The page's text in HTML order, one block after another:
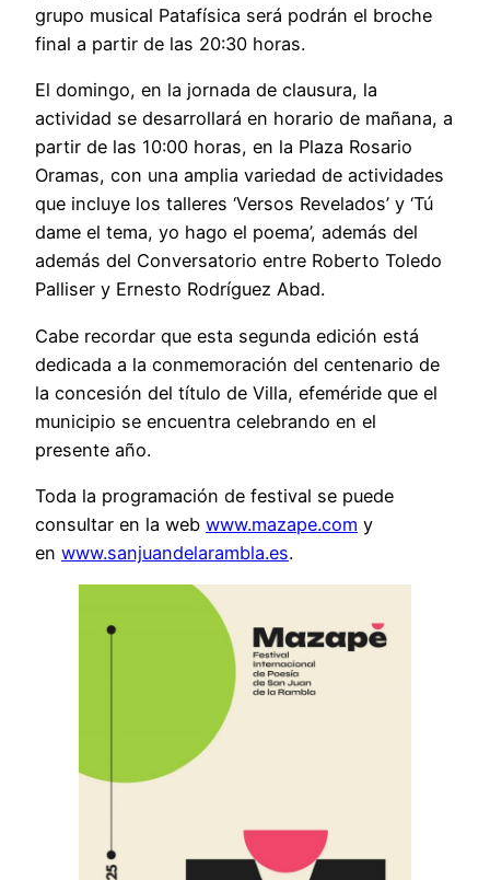
grupo musical Patafísica será podrán el broche
final a partir de las 20:30 horas.
El domingo, en la jornada de clausura, la
actividad se desarrollará en horario de mañana, a
partir de las 10:00 horas, en la Plaza Rosario
Oramas, con una amplia variedad de actividades
que incluye los talleres ‘Versos Revelados’ y ‘Tú
dame el tema, yo hago el poema’, además del
además del Conversatorio entre Roberto Toledo
Palliser y Ernesto Rodríguez Abad.
Cabe recordar que esta segunda edición está
dedicada a la conmemoración del centenario de
la concesión del título de Villa, efeméride que el
municipio se encuentra celebrando en el
presente año.
Toda la programación de festival se puede
consultar en la web www.mazape.com y
en www.sanjuandelarambla.es.